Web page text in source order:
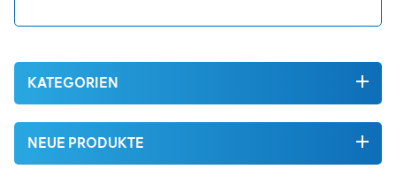
KATEGORIEN
NEUE PRODUKTE